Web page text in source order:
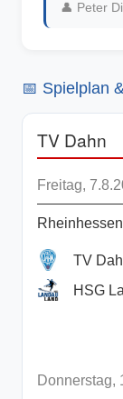
👤 Peter
📅 Spielplan
TV Dahn
Freitag,
TV
HSG
Donnerstag,